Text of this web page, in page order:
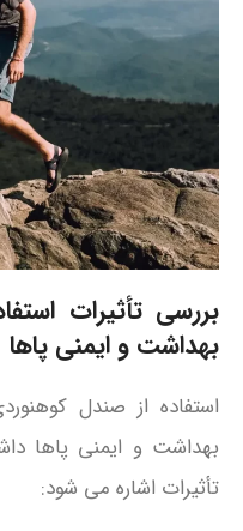
بررسی تأثیرات
بهداشت و ایمنی پاها
استفاده از صندل
بهداشت و ایمنی پاها
تأثیرات اشاره می‌ شود: